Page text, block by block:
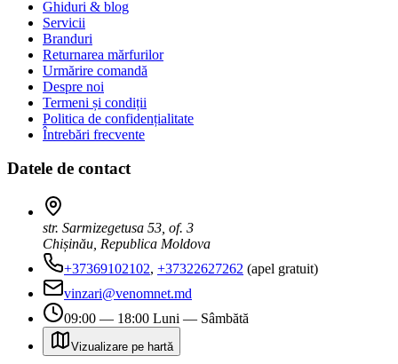
Ghiduri & blog
Servicii
Branduri
Returnarea mărfurilor
Urmărire comandă
Despre noi
Termeni și condiții
Politica de confidențialitate
Întrebări frecvente
Datele de contact
str. Sarmizegetusa 53, of. 3
Chișinău, Republica Moldova
+37369102102, +37322627262 (apel gratuit)
vinzari@venomnet.md
09:00 — 18:00 Luni — Sâmbătă
Vizualizare pe hartă